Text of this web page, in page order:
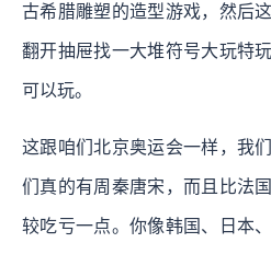
古希腊雕塑的造型游戏，然后
翻开抽屉找一大堆符号大玩特
可以玩。
这跟咱们北京奥运会一样，我
们真的有周秦唐宋，而且比法
较吃亏一点。你像韩国、日本